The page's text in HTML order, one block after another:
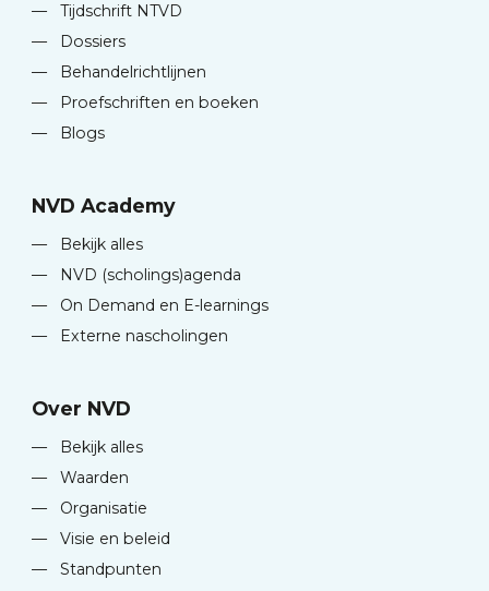
—
Tijdschrift NTVD
—
Dossiers
—
Behandelrichtlijnen
—
Proefschriften en boeken
—
Blogs
NVD Academy
—
Bekijk alles
—
NVD (scholings)agenda
—
On Demand en E-learnings
—
Externe nascholingen
Over NVD
—
Bekijk alles
—
Waarden
—
Organisatie
—
Visie en beleid
—
Standpunten